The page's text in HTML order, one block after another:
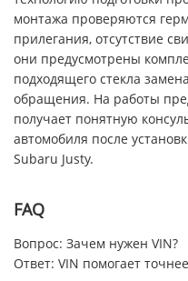
монтажа проверяются
прилегания, отсутствие
они предусмотрены
подходящего стекла
обращения. На работы
получает понятную
автомобиля после
Subaru Justy.
FAQ
Вопрос: Зачем нужен VIN?
Ответ: VIN помогает